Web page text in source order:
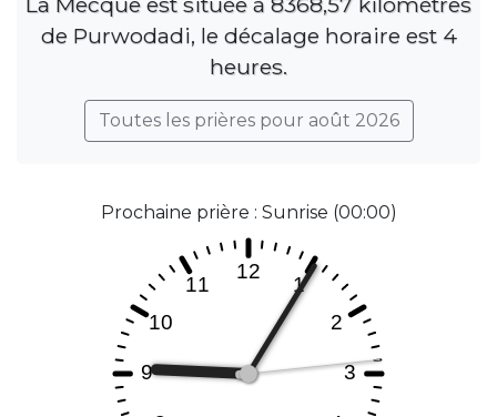
de Purwodadi, le décalage horaire est 4
heures.
Toutes les prières pour août 2026
Prochaine prière : Sunrise (00:00)